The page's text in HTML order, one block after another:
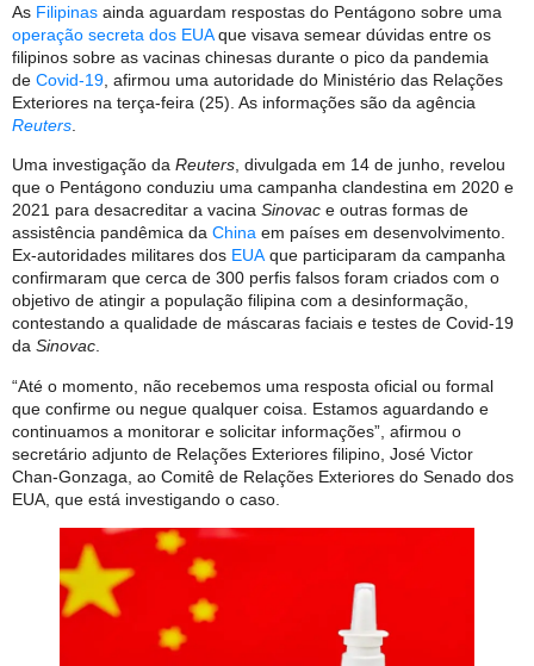
As Filipinas ainda aguardam respostas do Pentágono sobre uma
operação secreta dos EUAque visava semear dúvidas entre os
filipinos sobre as vacinas chinesas durante o pico da pandemia
de Covid-19 , afirmou uma autoridade do Ministério das Relações
Exteriores na terça-feira (25). As informações são da agência
Reuters
Uma investigação da Reuters, divulgada em 14 de junho, revelou
que o Pentágono conduziu uma campanha clandestina em 2020 e
2021 para desacreditar a vacina Sinovac e outras formas de
assistência pandêmica da China em países em desenvolvimento.
Ex-autoridades militares dos EUAque participaram da campanha
confirmaram que cerca de 300 perfis falsos foram criados com o
objetivo de atingir a população filipina com a desinformação,
contestando a qualidade de máscaras faciais e testes de Covid-19
da Sinovac.
“Até o momento, não recebemos uma resposta oficial ou formal
que confirme ou negue qualquer coisa. Estamos aguardando e
continuamos a monitorar e solicitar informações”, afirmou o
secretário adjunto de Relações Exteriores filipino, José Victor
Chan-Gonzaga, ao Comitê de Relações Exteriores do Senado dos
EUA, que está investigando o caso.